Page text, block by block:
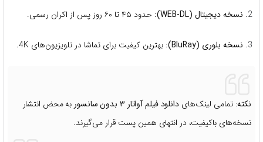
نسخه دیجیتال (WEB-DL): حدود ۴۵ تا ۶۰ روز پس از اکران رسمی.
نسخه بلوری (BluRay): بهترین کیفیت برای تماشا در تلویزیون‌های 4K.
نکته: تمامی لینک‌های دانلود فیلم آواتار ۳ بدون سانسور
به محض انتشار
نسخه‌های باکیفیت، در انتهای همین پست قرار می‌گیرند.